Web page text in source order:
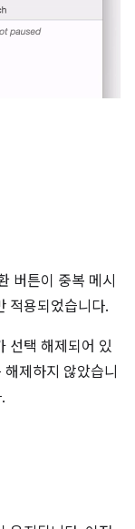
버튼이 중복 메시
적용되었습니다.
선택 해제되어 있
제하지 않았습니